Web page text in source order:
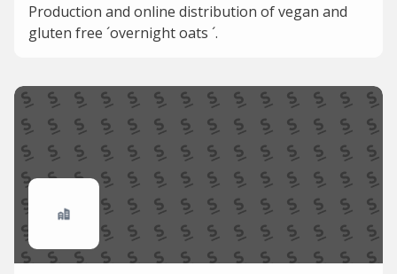
Production and online distribution of vegan and
gluten free ´overnight oats ´.